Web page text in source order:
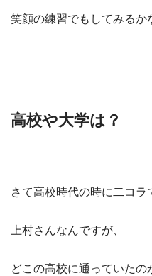
笑顔の練習でもしてみるか
高校や大学は？
さて高校時代の時に二コラ
上村さんなんですが、
どこの高校に通っていたの